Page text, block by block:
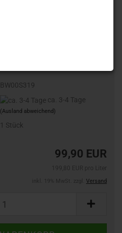
BW00S319
ca. 3-4 Tage
(Ausland abweichend)
1 Stück
99,90 EUR
Versand